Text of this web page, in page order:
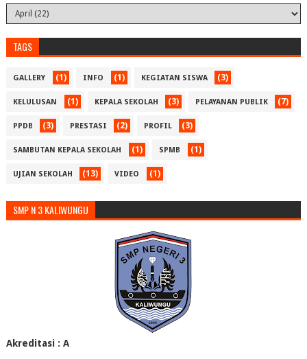
TAGS
GALLERY (1) INFO (1) KEGIATAN SISWA (3)
KELULUSAN (1) KEPALA SEKOLAH (3) PELAYANAN PUBLIK (7)
PPDB (3) PRESTASI (2) PROFIL (3)
SAMBUTAN KEPALA SEKOLAH (1) SPMB (1)
UJIAN SEKOLAH (13) VIDEO (1)
SMP N 3 KALIWUNGU
Akreditasi : A